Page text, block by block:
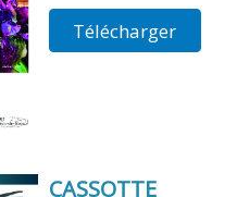
Télécharger
CASSOTTE